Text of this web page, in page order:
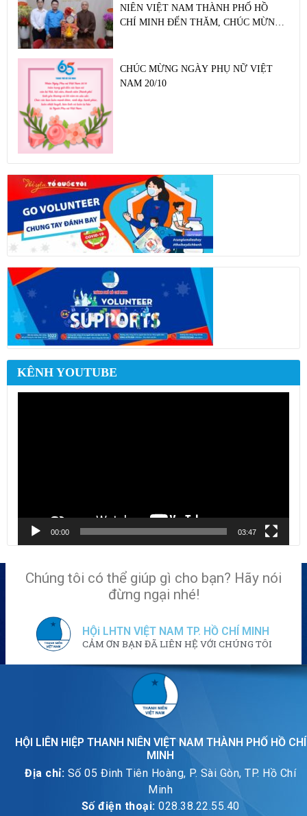
NIÊN VIỆT NAM THÀNH PHỐ HỒ
CHÍ MINH ĐẾN THĂM, CHÚC MỪNG
CHÚC MỪNG NGÀY PHỤ NỮ VIỆT
NAM 20/10
KÊNH YOUTUBE
00:00 03:47
Chúng tôi có thể giúp gì cho bạn? Hãy nói
đừng ngại nhé!
HỘi LHTN VIỆT NAM TP. HỒ CHÍ MINH
CẢM ƠN BẠN ĐÃ LIÊN HỆ VỚI CHÚNG TÔI
HỘI LIÊN HIỆP THANH NIÊN VIỆT NAM THÀNH PHỐ HỒ CHÍ
MINH
Địa chỉ: Số 05 Đinh Tiên Hoàng, P. Sài Gòn, TP. Hồ Chí
Minh
Số điện thoại: 028.38.22.55.40